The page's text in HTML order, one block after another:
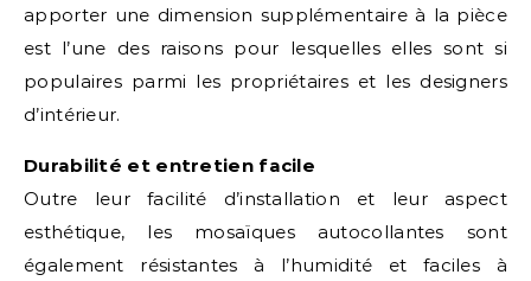
apporter une dimension supplémentaire à la pièce
est l’une des raisons pour lesquelles elles sont si
populaires parmi les propriétaires et les designers
d’intérieur.
Durabilité et entretien facile
Outre leur facilité d’installation et leur aspect
esthétique, les mosaïques autocollantes sont
également résistantes à l’humidité et faciles à